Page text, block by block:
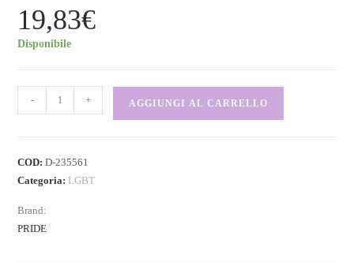
19,83€
Disponibile
- + AGGIUNGI AL CARRELLO
COD:D-235561
Categoria: LGBT
Brand:
PRIDE